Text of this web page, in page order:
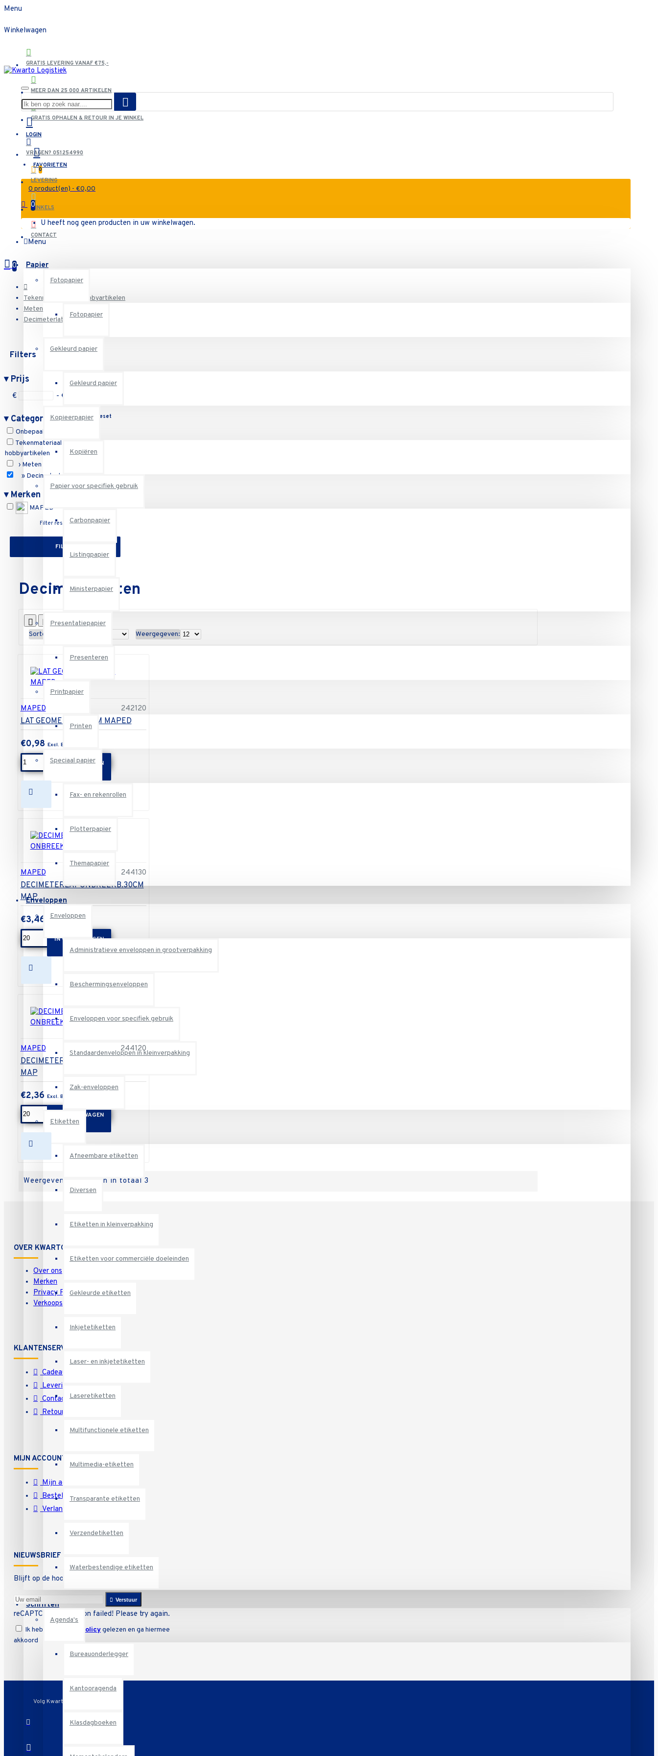
Menu
Winkelwagen
GRATIS LEVERING VANAF €75,-
MEER DAN 25 000 ARTIKELEN
GRATIS OPHALEN & RETOUR IN JE WINKEL
VRAGEN? 051254990
LEVERING
WINKELS
CONTACT
LOGIN
FAVORIETEN
0
0 product(en) - €0,00
0
U heeft nog geen producten in uw winkelwagen.
Menu
Papier
Fotopapier
Fotopapier
Gekleurd papier
Gekleurd papier
Kopieerpapier
Kopiëren
Papier voor specifiek gebruik
Carbonpapier
Listingpapier
Ministerpapier
Presentatiepapier
Presenteren
Printpapier
Printen
Speciaal papier
Fax- en rekenrollen
Plotterpapier
Themapapier
Enveloppen
Enveloppen
Administratieve enveloppen in grootverpakking
Beschermingsenveloppen
Enveloppen voor specifiek gebruik
Standaardenveloppen in kleinverpakking
Zak-enveloppen
Etiketten
Afneembare etiketten
Diversen
Etiketten in kleinverpakking
Etiketten voor commerciële doeleinden
Gekleurde etiketten
Inkjetetiketten
Laser- en inkjetetiketten
Laseretiketten
Multifunctionele etiketten
Multimedia-etiketten
Transparante etiketten
Verzendetiketten
Waterbestendige etiketten
Schriften
Agenda's
Bureauonderlegger
Kantooragenda
Klasdagboeken
0
Tekenmateriaal en hobbyartikelen
Meten
Decimeterlatten
Filters
▾Prijs
€ - €
▾Categorieën Reset
Onbepaald
Tekenmateriaal en
hobbyartikelen
› Meten
» Decimeterlatten
▾Merken
MAPED
Filter resetten
FILTER
Decimeterlatten
Sorteren op: Weergegeven:
MAPED 242120
LAT GEOMETRIC 20CM MAPED
€0,98
IN WINKELWAGEN
MAPED 244130
DECIMETERLAT ONBREEKB.30CM
MAP
€3,46
IN WINKELWAGEN
MAPED 244120
DECIMETERLAT ONBREEKB.20CM
MAP
€2,36
IN WINKELWAGEN
Weergeven 1 t/m 3 van in totaal 3
OVER KWARTO
Over ons
Merken
Privacy Policy
Verkoopsvoorwaarden
KLANTENSERVICE
Cadeaubon
Levering
Contact
Retourneren
MIJN ACCOUNT
Mijn account
Bestelgeschiedenis
Verlanglijst
NIEUWSBRIEF
Blijft op de hoogte van onze promoties
Verstuur
reCAPTCHA verification failed! Please try again.
Ik heb de Privacy Policygelezen en ga hiermee
akkoord
Volg Kwarto